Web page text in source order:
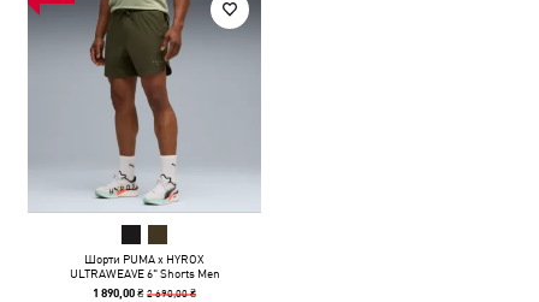
Шорти PUMA x HYROX
ULTRAWEAVE 6" Shorts Men
1 890,00 ₴2 690,00 ₴